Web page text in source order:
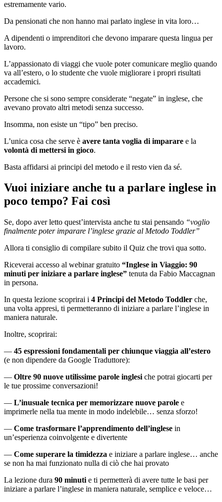
estremamente vario.
Da pensionati che non hanno mai parlato inglese in vita loro…
A dipendenti o imprenditori che devono imparare questa lingua per
lavoro.
L’appassionato di viaggi che vuole poter comunicare meglio quando
va all’estero, o lo studente che vuole migliorare i propri risultati
accademici.
Persone che si sono sempre considerate “negate” in inglese, che
avevano provato altri metodi senza successo.
Insomma, non esiste un “tipo” ben preciso.
L’unica cosa che serve è avere tanta voglia di imparare e la
volontà di mettersi in gioco.
Basta affidarsi ai principi del metodo e il resto vien da sé.
Vuoi iniziare anche tu a parlare inglese in
poco tempo? Fai così
Se, dopo aver letto quest’intervista anche tu stai pensando “voglio
finalmente poter imparare l’inglese grazie al Metodo Toddler”
Allora ti consiglio di compilare subito il Quiz che trovi qua sotto.
Riceverai accesso al webinar gratuito “Inglese in Viaggio: 90
minuti per iniziare a parlare inglese” tenuta da Fabio Maccagnan
in persona.
In questa lezione scoprirai i 4 Principi del Metodo Toddler che,
una volta appresi, ti permetteranno di iniziare a parlare l’inglese in
maniera naturale.
Inoltre, scoprirai:
— 45 espressioni fondamentali per chiunque viaggia all’estero
(e non dipendere da Google Traduttore):
— Oltre 90 nuove utilissime parole inglesi che potrai giocarti per
le tue prossime conversazioni!
— L’inusuale tecnica per memorizzare nuove parole e
imprimerle nella tua mente in modo indelebile… senza sforzo!
— Come trasformare l’apprendimento dell’inglese in
un’esperienza coinvolgente e divertente
— Come superare la timidezza e iniziare a parlare inglese… anche
se non ha mai funzionato nulla di ciò che hai provato
La lezione dura 90 minuti e ti permetterà di avere tutte le basi per
iniziare a parlare l’inglese in maniera naturale, semplice e veloce…